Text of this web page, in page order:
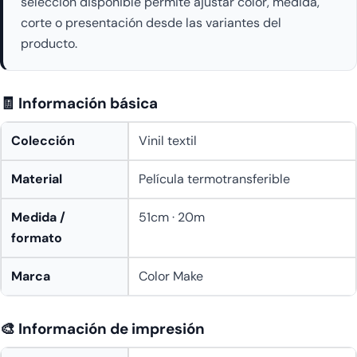
corte o presentación desde las variantes del
producto.
🧾 Información básica
Colección Vinil textil
Material Película termotransferible
Medida /
formato
51cm · 20m
Marca Color Make
🎨 Información de impresión